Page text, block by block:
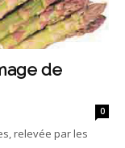
de
0
relevée par les